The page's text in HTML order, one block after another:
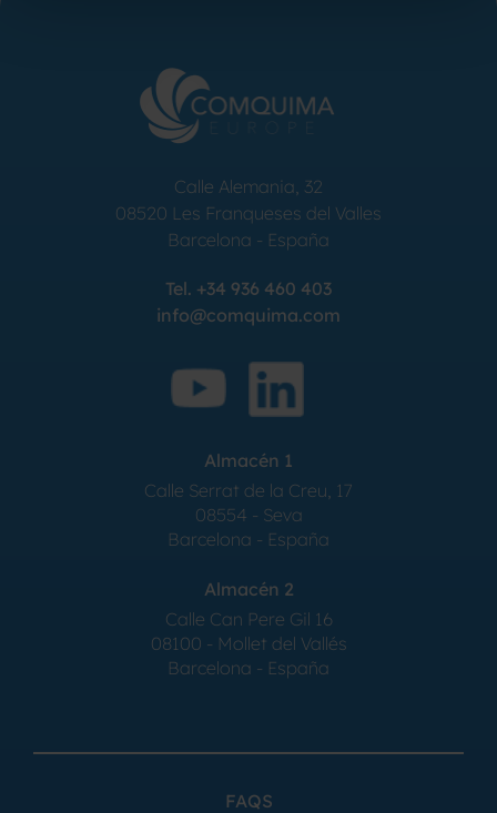
Calle Alemania, 32
08520 Les Franqueses del Valles
Barcelona - España
Tel. +34 936 460 403
info@comquima.com
Almacén 1
Calle Serrat de la Creu, 17
08554 - Seva
Barcelona - España
Almacén 2
Calle Can Pere Gil 16
08100 - Mollet del Vallés
Barcelona - España
FAQS